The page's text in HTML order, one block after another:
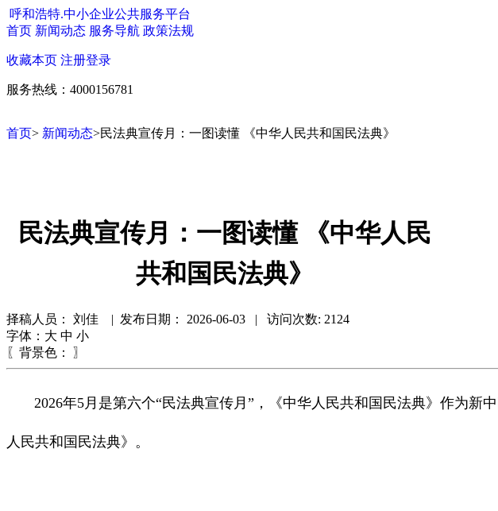
呼和浩特.中小企业公共服务平台
首页 新闻动态 服务导航 政策法规
收藏本页 注册登录
服务热线：4000156781
首页> 新闻动态>民法典宣传月：一图读懂 《中华人民共和国民法典》
民法典宣传月：一图读懂 《中华人民
共和国民法典》
择稿人员： 刘佳 | 发布日期：
2026-06-03 | 访问次数: 2124
字体： 大 中 小
〖背景色： 〗
2026年5月是第六个“民法典宣传月”，《中华人民共和国民法典》作为新
人民共和国民法典》。